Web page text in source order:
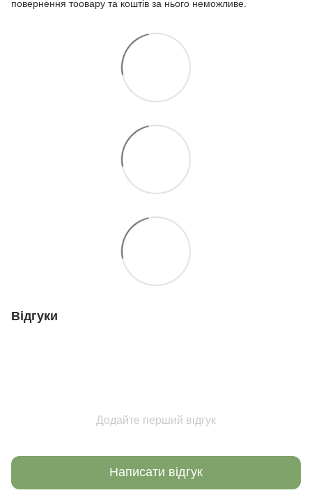
повернення тоовару та коштів за нього неможливе.
Відгуки
Додайте перший відгук
Написати відгук